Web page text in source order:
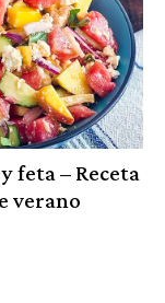
feta – Receta
verano